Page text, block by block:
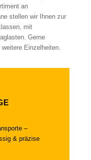
an
stellen wir Ihnen zur
mit
Gerne
Einzelheiten.
–
& präzise